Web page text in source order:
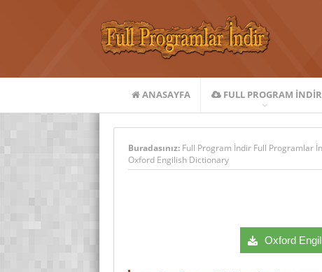
ANASAYFA FULL PROGRAM INDIR
Buradasınız: Full Program İndir Full Programlar
Oxford Engilish Dictionary
Oxford